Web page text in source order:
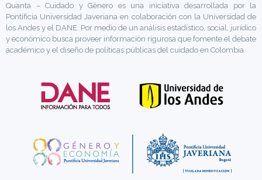
Quanta – Cuidado y Género es una iniciativa desarrollada por la
Pontificia Universidad Javeriana en colaboración con la Universidad de
los Andes y el DANE. Por medio de un análisis estadístico, social, jurídico
y económico busca proveer información rigurosa que fomente el debate
académico y el diseño de políticas públicas del cuidado en Colombia